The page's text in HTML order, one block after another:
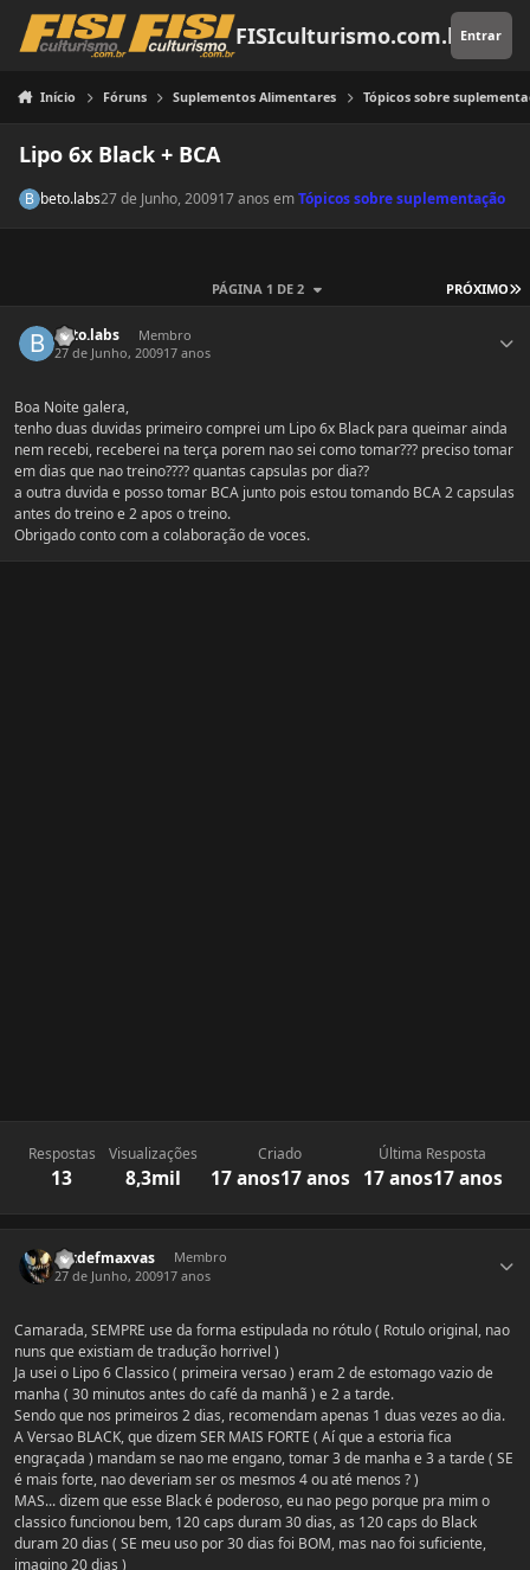
Pular para o conteúdo
FISIculturismo.com.brEntrar
Início Fóruns Suplementos Alimentares Tópicos sobre
Lipo 6x Black + BCA
beto.labs27 de Junho, 200917 anos emTópicos sobre suplementação
PRÓXIMO
PÁGINA 1 DE 2
beto.labs
Membro
27 de Junho, 200917 anos
Boa Noite galera,
tenho duas duvidas primeiro comprei um Lipo 6x Black para queimar ainda
nem recebi, receberei na terça porem nao sei como tomar??? preciso tomar
em dias que nao treino???? quantas capsulas por dia??
a outra duvida e posso tomar BCA junto pois estou tomando BCA 2 capsulas
antes do treino e 2 apos o treino.
Obrigado conto com a colaboração de voces.
Respostas
13
Visualizações
8,3mil
Criado
17 anos17 anos
Última Resposta
17 anos17 anos
Extdefmaxvas
Membro
27 de Junho, 200917 anos
Camarada, SEMPRE use da forma estipulada no rótulo ( Rotulo original, nao
nuns que existiam de tradução horrivel )
Ja usei o Lipo 6 Classico ( primeira versao ) eram 2 de estomago vazio de
manha ( 30 minutos antes do café da manhã ) e 2 a tarde.
Sendo que nos primeiros 2 dias, recomendam apenas 1 duas vezes ao dia.
A Versao BLACK, que dizem SER MAIS FORTE ( Aí que a estoria fica
engraçada ) mandam se nao me engano, tomar 3 de manha e 3 a tarde ( SE
é mais forte, nao deveriam ser os mesmos 4 ou até menos ? )
MAS... dizem que esse Black é poderoso, eu nao pego porque pra mim o
classico funcionou bem, 120 caps duram 30 dias, as 120 caps do Black
duram 20 dias ( SE meu uso por 30 dias foi BOM, mas nao foi suficiente,
imagino 20 dias )